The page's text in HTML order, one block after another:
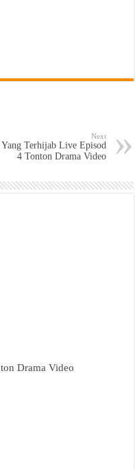
Next
Yang Terhijab Live Episod
4 Tonton Drama Video
Drama Video